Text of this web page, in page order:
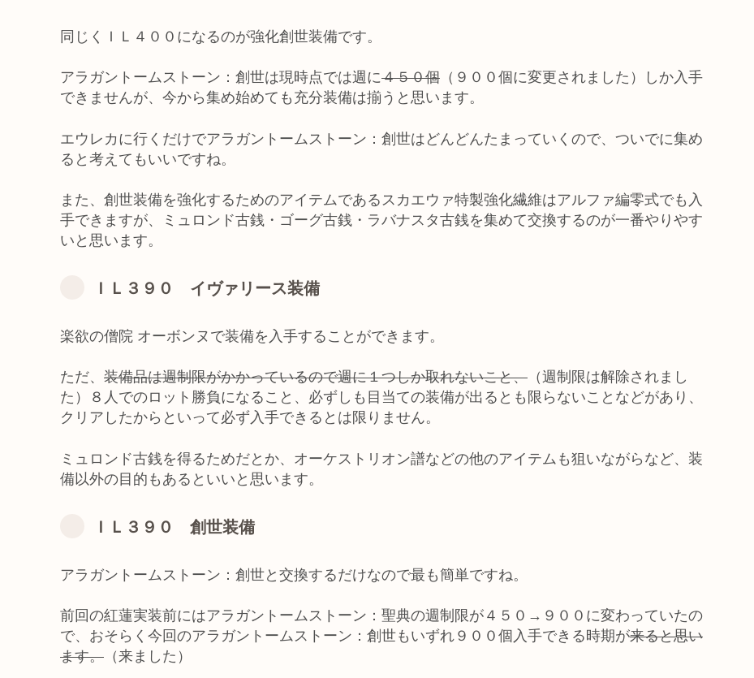
同じくＩＬ４００になるのが強化創世装備です。
アラガントームストーン：創世は現時点では週に４５０個 （９００個に変更されました）しか入手
できませんが、今から集め始めても充分装備は揃うと思います。
エウレカに行くだけでアラガントームストーン：創世はどんどんたまっていくので、ついでに集め
ると考えてもいいですね。
また、創世装備を強化するためのアイテムであるスカエウァ特製強化繊維はアルファ編零式でも入
手できますが、ミュロンド古銭・ゴーグ古銭・ラバナスタ古銭を集めて交換するのが一番やりやす
いと思います。
ＩＬ３９０ イヴァリース装備
楽欲の僧院 オーボンヌで装備を入手することができます。
ただ、 装備品は週制限がかかっているので週に１つしか取れないこと、 （週制限は解除されまし
た）８人でのロット勝負になること、必ずしも目当ての装備が出るとも限らないことなどがあり、
クリアしたからといって必ず入手できるとは限りません。
ミュロンド古銭を得るためだとか、オーケストリオン譜などの他のアイテムも狙いながらなど、装
備以外の目的もあるといいと思います。
ＩＬ３９０ 創世装備
アラガントームストーン：創世と交換するだけなので最も簡単ですね。
前回の紅蓮実装前にはアラガントームストーン：聖典の週制限が４５０→９００に変わっていたの
で、おそらく今回のアラガントームストーン：創世もいずれ９００個入手できる時期が来ると思い
ます。 （来ました）